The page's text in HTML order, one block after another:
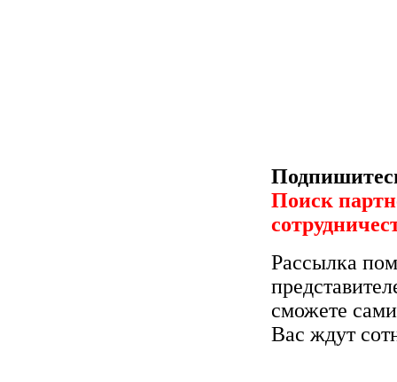
Поиск
Рассылка
сможете
Вас ждут